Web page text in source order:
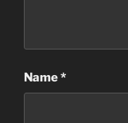
Name*